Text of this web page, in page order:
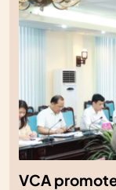
VCA